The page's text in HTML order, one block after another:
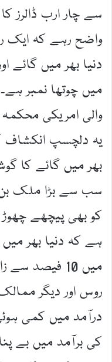
سے چار ارب ڈالرز
واضح رہے کہ ایک
دنیا بھر میں گائے
میں چوتھا نمبر
والی امریکی
یہ دلچسپ انکشاف
بھر میں گائے کا
سب سے بڑا ملک بن
کو بھی پیچھے چھوڑ
ہے کہ دنیا بھر
میں 10 فیصد
روس اور دیگر
درآمد میں کمی
کی برآمد میں بے